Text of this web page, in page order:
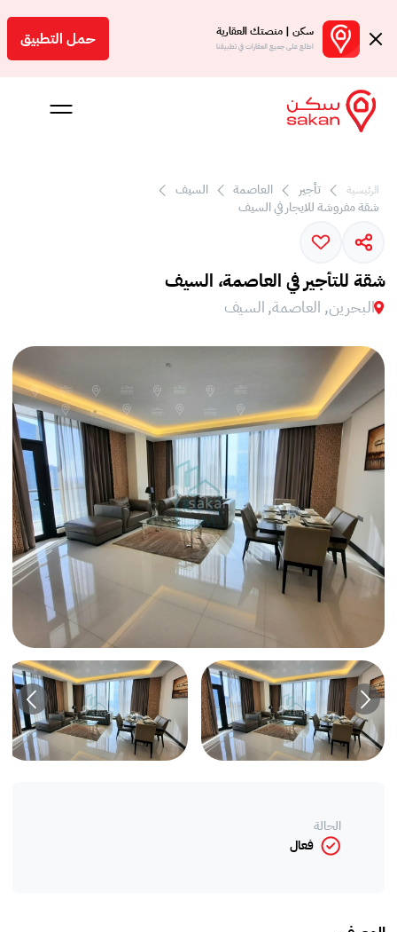
سكن | منصتك العقارية
اطلع على جميع العقارات في تطبيقنا حمل التطبيق
بالعمولة
الرئيسية تأجير العاصمة
السيف
شقة مفروشة للايجار في السيف
شقة للتأجير في العاصمة، السيف
البحرين, العاصمة, السيف
الحالة
فعال